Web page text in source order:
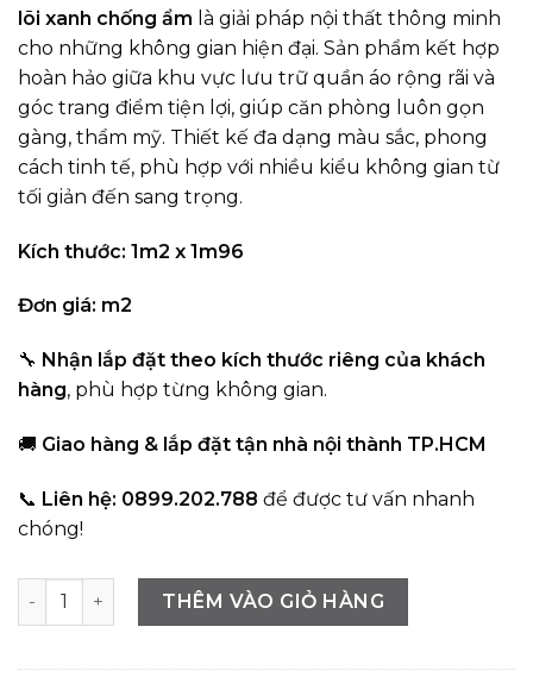
lõi xanh chống ẩm là giải pháp nội thất thông minh
cho những không gian hiện đại. Sản phẩm kết hợp
hoàn hảo giữa khu vực lưu trữ quần áo rộng rãi và
góc trang điểm tiện lợi, giúp căn phòng luôn gọn
gàng, thẩm mỹ. Thiết kế đa dạng màu sắc, phong
cách tinh tế, phù hợp với nhiều kiểu không gian từ
tối giản đến sang trọng.
Kích thước: 1m2 x 1m96
Đơn giá: m2
🔧 Nhận lắp đặt theo kích thước riêng của khách
hàng, phù hợp từng không gian.
🚚 Giao hàng & lắp đặt tận nhà nội thành TP.HCM
📞 Liên hệ: 0899.202.788 để được tư vấn nhanh
chóng!
Tủ quần áo tích hợp bàn trang điểm bằng gỗ MDF cho
THÊM VÀO GIỎ HÀNG